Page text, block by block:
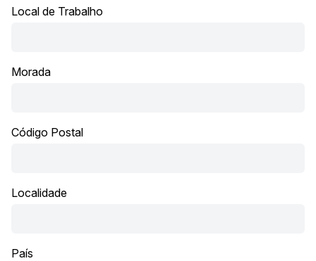
Local de Trabalho
Morada
Código Postal
Localidade
País